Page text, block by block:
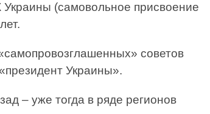
(самовольное присвоение
советов
Украины».
– уже тогда в ряде регионов